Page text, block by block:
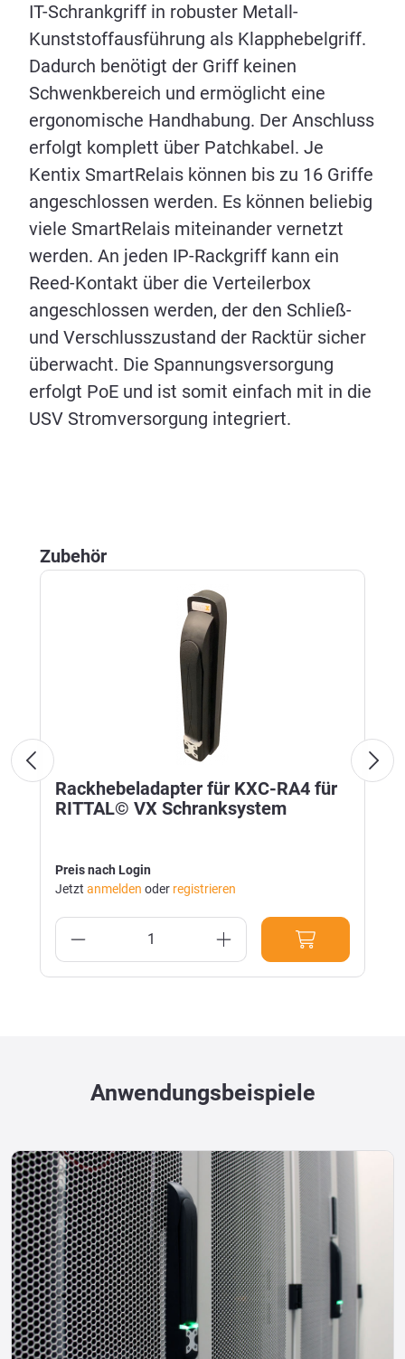
IT-Schrankgriff in robuster Metall-
Kunststoffausführung als Klapphebelgriff.
Dadurch benötigt der Griff keinen
Schwenkbereich und ermöglicht eine
ergonomische Handhabung. Der Anschluss
erfolgt komplett über Patchkabel. Je
Kentix SmartRelais können bis zu 16 Griffe
angeschlossen werden. Es können beliebig
viele SmartRelais miteinander vernetzt
werden. An jeden IP-Rackgriff kann ein
Reed-Kontakt über die Verteilerbox
angeschlossen werden, der den Schließ-
und Verschlusszustand der Racktür sicher
überwacht. Die Spannungsversorgung
erfolgt PoE und ist somit einfach mit in die
USV Stromversorgung integriert.
Produktgalerie überspringen
Zubehör
Rackhebeladapter für KXC-RA4 für
RITTAL© VX Schranksystem
Preis nach Login
Jetzt anmelden oder registrieren
Anwendungsbeispiele